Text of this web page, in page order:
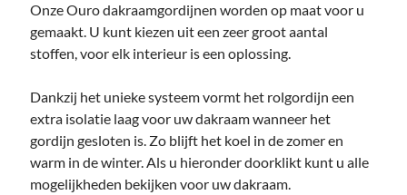
Onze Ouro dakraamgordijnen worden op maat voor u
gemaakt. U kunt kiezen uit een zeer groot aantal
stoffen, voor elk interieur is een oplossing.
Dankzij het unieke systeem vormt het rolgordijn een
extra isolatie laag voor uw dakraam wanneer het
gordijn gesloten is. Zo blijft het koel in de zomer en
warm in de winter. Als u hieronder doorklikt kunt u alle
mogelijkheden bekijken voor uw dakraam.